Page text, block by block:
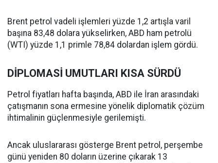
Brent petrol vadeli işlemleri yüzde 1,2 artışla varil
başına 83,48 dolara yükselirken, ABD ham petrolü
(WTI) yüzde 1,1 primle 78,84 dolardan işlem gördü.
DİPLOMASİ UMUTLARI KISA SÜRDÜ
Petrol fiyatları hafta başında, ABD ile İran arasındaki
çatışmanın sona ermesine yönelik diplomatik çözüm
ihtimalinin güçlenmesiyle gerilemişti.
Ancak uluslararası gösterge Brent petrol, perşembe
günü yeniden 80 doların üzerine çıkarak 13